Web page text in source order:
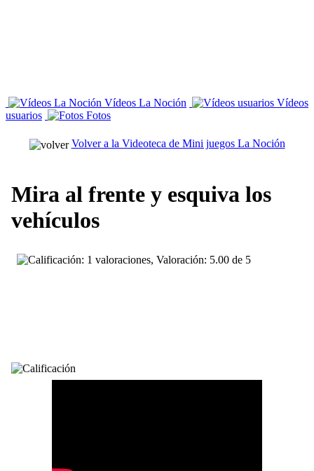
Vídeos La Noción
Vídeos
usuarios
Fotos
Volver a la Videoteca de Mini juegos La Noción
Mira al frente y esquiva los
vehículos